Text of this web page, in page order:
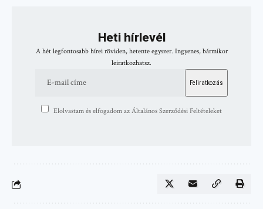
Heti hírlevél
A hét legfontosabb hírei röviden, hetente egyszer. Ingyenes, bármikor
leiratkozhatsz.
Elolvastam és elfogadom az Általános Szerződési Feltételeket